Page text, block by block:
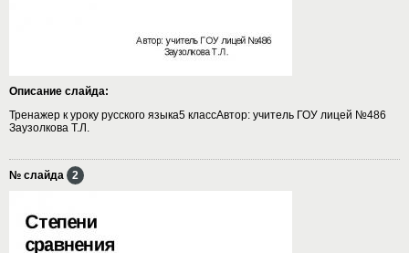
Описание слайда:
Тренажер к уроку русского языка5 классАвтор: учитель ГОУ лицей №486
Заузолкова Т.Л.
№ слайда 2